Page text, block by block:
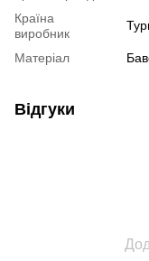
Країна
виробник
Матеріал
Відгуки